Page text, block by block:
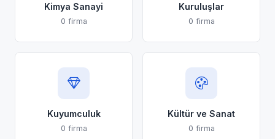
Kimya Sanayi
0 firma
Kuruluşlar
0 firma
Kuyumculuk
0 firma
Kültür ve Sanat
0 firma